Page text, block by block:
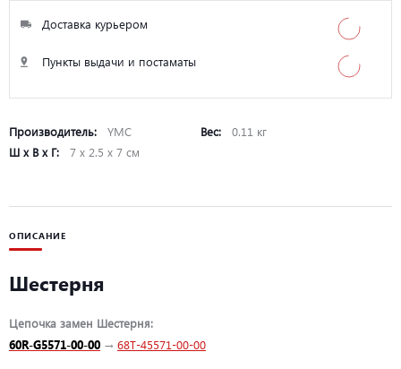
Доставка курьером
Пункты выдачи и постаматы
Производитель: YMC Вес:
0.11 кг
Ш х В х Г:
7 х 2.5 х 7 см
ОПИСАНИЕ
Шестерня
Цепочка замен Шестерня:
60R-G5571-00-00 → 68T-45571-00-00